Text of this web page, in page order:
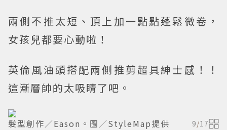
兩側不推太短、頂上加一點點蓬鬆微卷，
女孩兒都要心動啦！
英倫風油頭搭配兩側推剪超具紳士感！！
這漸層帥的太吸睛了吧。
髮型創作／Eason。圖／StyleMap提供 9/17